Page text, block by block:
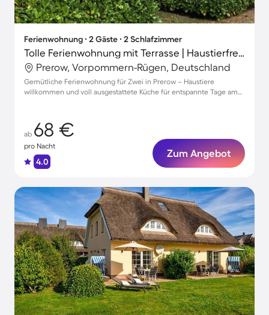
Ferienwohnung ∙ 2 Gäste ∙ 2 Schlafzimmer
Tolle Ferienwohnung mit Terrasse | Haustierfreundlich
Prerow, Vorpommern-Rügen, Deutschland
Gemütliche Ferienwohnung für Zwei in Prerow – Haustiere
willkommen und voll ausgestattete Küche für entspannte Tage am
ab 68 €
pro Nacht
4.0
Zum Angebot